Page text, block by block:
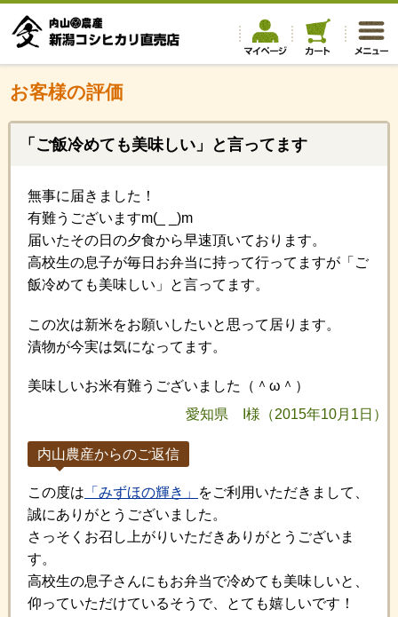
お客様の評価
「ご飯冷めても美味しい」と言ってます
無事に届きました！
有難うございますm(_ _)m
届いたその日の夕食から早速頂いております。
高校生の息子が毎日お弁当に持って行ってますが「ご
飯冷めても美味しい」と言ってます。
この次は新米をお願いしたいと思って居ります。
漬物が今実は気になってます。
美味しいお米有難うございました（＾ω＾）
愛知県 I様（2015年10月1日）
内山農産からのご返信
この度は 「みずほの輝き」
をご利用いただきまして、
誠にありがとうございました。
さっそくお召し上がりいただきありがとうございま
す。
高校生の息子さんにもお弁当で冷めても美味しいと、
仰っていただけているそうで、とても嬉しいです！